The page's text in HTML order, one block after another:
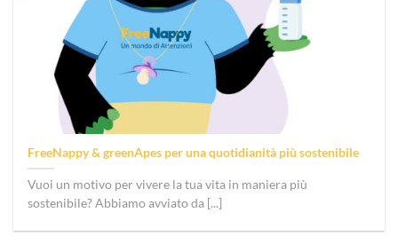
FreeNappy & greenApes per una quotidianità più sostenibile
Vuoi un motivo per vivere la tua vita in maniera più
sostenibile? Abbiamo avviato da [...]